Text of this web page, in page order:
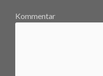
Kommentar